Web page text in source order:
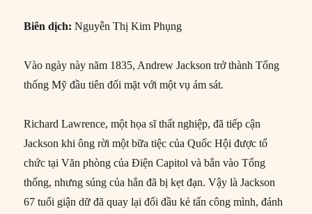
Biên dịch: Nguyễn Thị Kim Phụng
Vào ngày này năm 1835, Andrew Jackson trở thành Tổng
thống Mỹ đầu tiên đối mặt với một vụ ám sát.
Richard Lawrence, một họa sĩ thất nghiệp, đã tiếp cận
Jackson khi ông rời một bữa tiệc của Quốc Hội được tổ
chức tại Văn phòng của Điện Capitol và bắn vào Tổng
thống, nhưng súng của hắn đã bị kẹt đạn. Vậy là Jackson
67 tuổi giận dữ đã quay lại đối đầu kẻ tấn công mình, đánh